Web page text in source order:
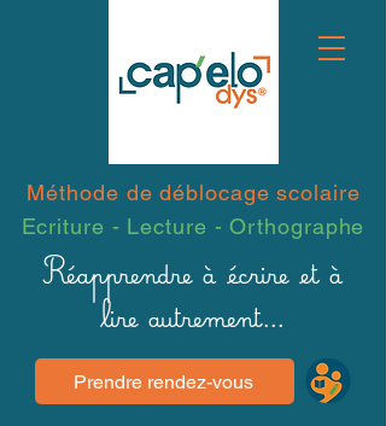
Prendre rendez-vous
Réapprendre à écrire et à
lire autrement...
Méthode de déblocage scolaire​
Ecriture - Lecture - Orthographe